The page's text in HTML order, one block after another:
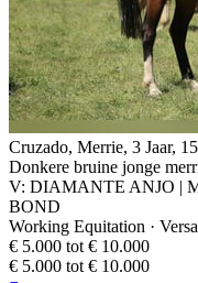
Cruzado, Merrie, 3 Jaar,
Donkere bruine jonge
V: DIAMANTE ANJO |
BOND
Working Equitation ·
€ 5.000 tot € 10.000
€ 5.000 tot € 10.000